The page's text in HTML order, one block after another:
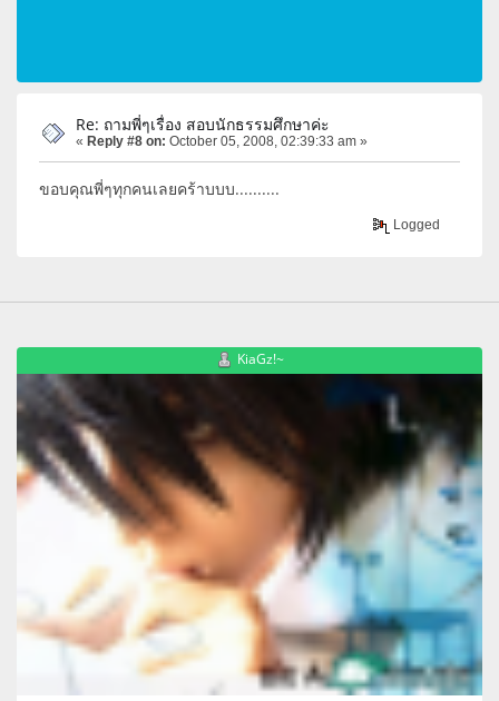
Re: ถามพี่ๆเรื่อง สอบนักธรรมศึกษาค่ะ
« Reply #8 on: October 05, 2008, 02:39:33 am »
ขอบคุณพี่ๆทุกคนเลยคร้าบบบ..........
Logged
KiaGz!~